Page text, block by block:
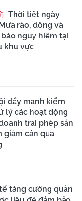
Thời tiết ngày
rào, dông và
nguy hiểm tại
khu vực
đẩy mạnh kiểm
lý các hoạt động
trái phép sản
giảm cân qua
tăng cường quản